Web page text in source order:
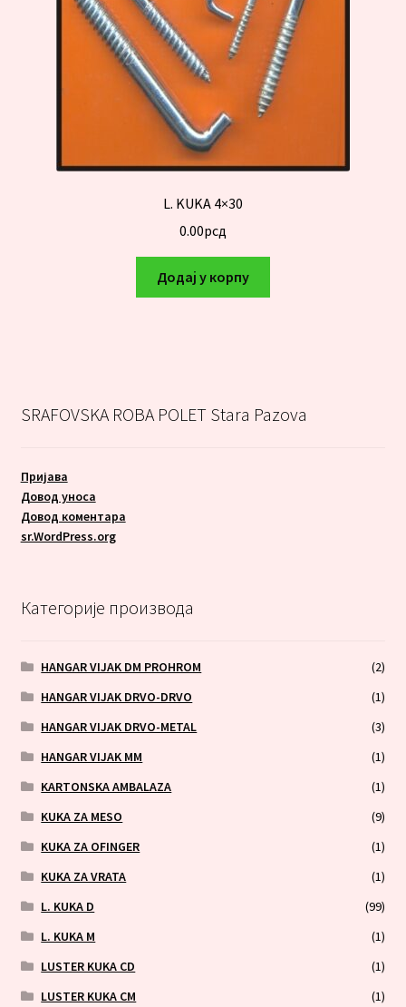
L. KUKA 4×30
0.00рсд
Додај у корпу
SRAFOVSKA ROBA POLET Stara Pazova
Пријава
Довод уноса
Довод коментара
sr.WordPress.org
Категорије производа
HANGAR VIJAK DM PROHROM
(2)
HANGAR VIJAK DRVO-DRVO
(1)
HANGAR VIJAK DRVO-METAL
(3)
HANGAR VIJAK MM
(1)
KARTONSKA AMBALAZA
(1)
KUKA ZA MESO
(9)
KUKA ZA OFINGER
(1)
KUKA ZA VRATA
(1)
L. KUKA D
(99)
L. KUKA M
(1)
LUSTER KUKA CD
(1)
LUSTER KUKA CM
(1)